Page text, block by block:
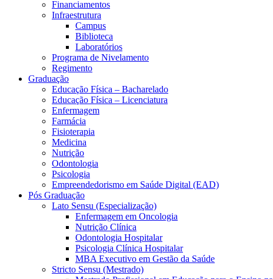
Financiamentos
Infraestrutura
Campus
Biblioteca
Laboratórios
Programa de Nivelamento
Regimento
Graduação
Educação Física – Bacharelado
Educação Física – Licenciatura
Enfermagem
Farmácia
Fisioterapia
Medicina
Nutrição
Odontologia
Psicologia
Empreendedorismo em Saúde Digital (EAD)
Pós Graduação
Lato Sensu (Especialização)
Enfermagem em Oncologia
Nutrição Clínica
Odontologia Hospitalar
Psicologia Clínica Hospitalar
MBA Executivo em Gestão da Saúde
Stricto Sensu (Mestrado)